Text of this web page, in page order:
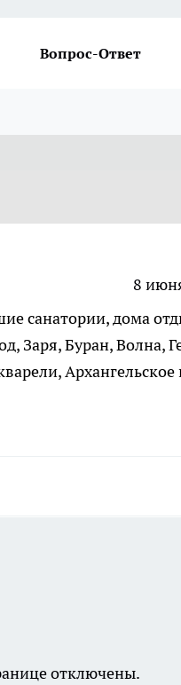
Вопрос-Ответ
8
санатории, дома
Заря, Буран, Волна,
Архангельское
отключены.